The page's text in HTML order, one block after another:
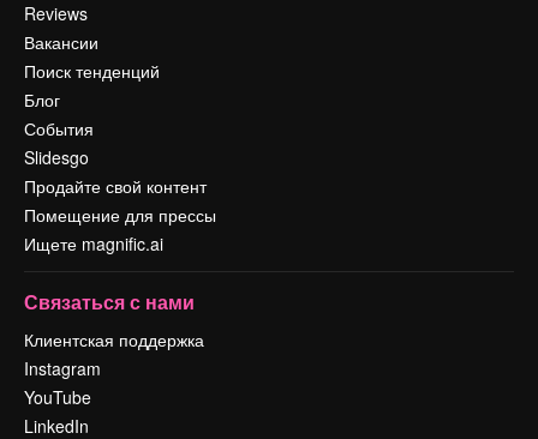
Reviews
Вакансии
Поиск тенденций
Блог
События
Slidesgo
Продайте свой контент
Помещение для прессы
Ищете magnific.ai
Связаться с нами
Клиентская поддержка
Instagram
YouTube
LinkedIn